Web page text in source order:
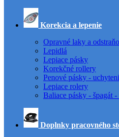
Korekcia a lepenie
Opravné laky a
Lepidlá
Lepiace pásky
Korekčné rollery
Penové pásky -
Lepiace rolery
Baliace pásky - špagát
Doplnky pracovného